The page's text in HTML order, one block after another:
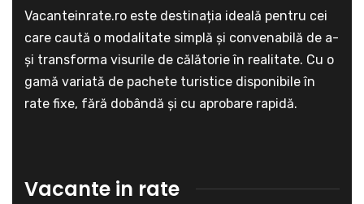
Vacanteinrate.ro este destinația ideală pentru cei
care caută o modalitate simplă și convenabilă de a-
și transforma visurile de călătorie în realitate. Cu o
gamă variată de pachete turistice disponibile în
rate fixe, fără dobândă și cu aprobare rapidă.
Vacante in rate